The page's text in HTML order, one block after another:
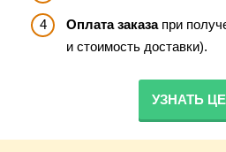
Оплата заказапри
и стоимость доставки).
УЗНАТЬ